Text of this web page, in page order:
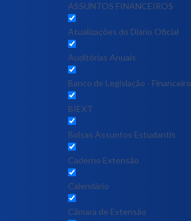
ASSUNTOS FINANCEIROS
Atualizações do Diário Oficial
Auditórias Anuais
Banco de Legislação - Financeiro
BIEXT
Bolsas Assuntos Estudantis
Caderno Extensão
Calendário
Câmara de Extensão